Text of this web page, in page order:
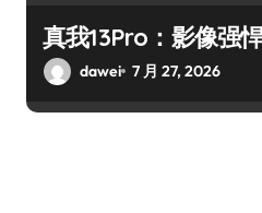
真我13Pro：影像强
dawei 7 月 27, 2026